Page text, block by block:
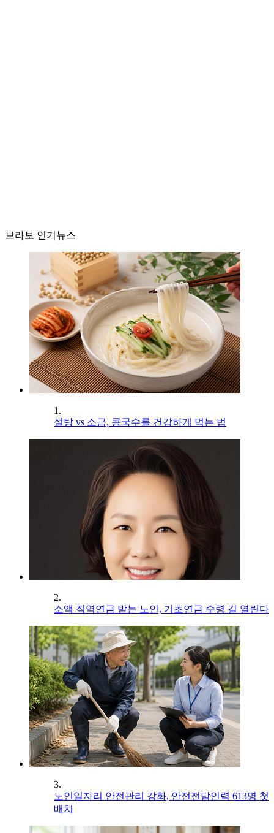
브라보 인기뉴스
1.
설탕 vs 소금, 콩국수를 건강하게 먹는 법
2.
소액 직역연금 받는 노인, 기초연금 수령 길 열린다
3.
노인일자리 안전관리 강화, 안전전담인력 613명 첫
배치